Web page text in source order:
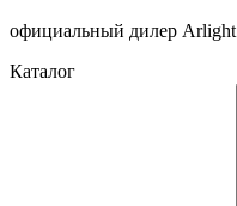
официальный дилер Arlight
Каталог